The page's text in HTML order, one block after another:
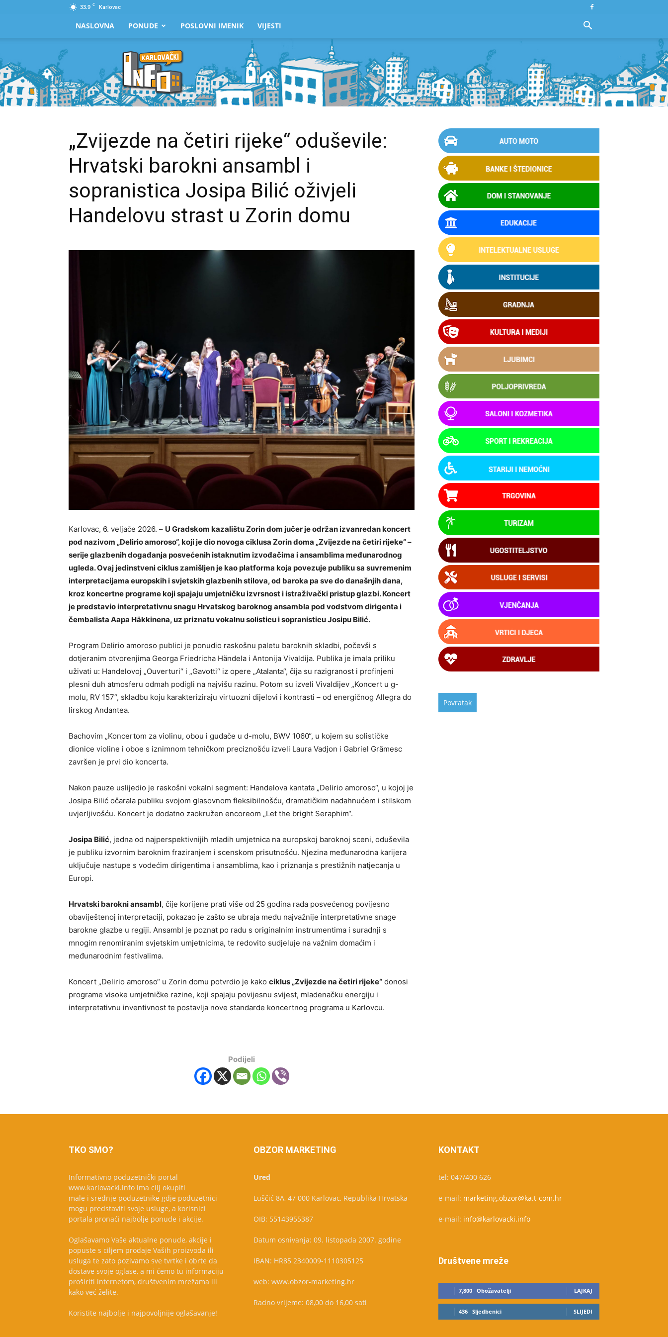
33.9 C Karlovac
NASLOVNA PONUDE POSLOVNI IMENIK VIJESTI
Karlovački
„Zvijezde na četiri rijeke“ oduševile:
Hrvatski barokni ansambl i
sopranistica Josipa Bilić oživjeli
Handelovu strast u Zorin domu
Karlovac, 6. veljače 2026. – U Gradskom kazalištu Zorin dom jučer je održan izvanredan koncert
pod nazivom „Delirio amoroso“, koji je dio novoga ciklusa Zorin doma „Zvijezde na četiri rijeke“ –
serije glazbenih događanja posvećenih istaknutim izvođačima i ansamblima međunarodnog
ugleda. Ovaj jedinstveni ciklus zamišljen je kao platforma koja povezuje publiku sa suvremenim
interpretacijama europskih i svjetskih glazbenih stilova, od baroka pa sve do današnjih dana,
kroz koncertne programe koji spajaju umjetničku izvrsnost i istraživački pristup glazbi. Koncert
je predstavio interpretativnu snagu Hrvatskog baroknog ansambla pod vodstvom dirigenta i
čembalista Aapa Häkkinena, uz priznatu vokalnu solisticu i sopranisticu Josipu Bilić.
Program Delirio amoroso publici je ponudio raskošnu paletu baroknih skladbi, počevši s
dotjeranim otvorenjima Georga Friedricha Händela i Antonija Vivaldija. Publika je imala priliku
uživati u: Handelovoj „Ouverturi“ i „Gavotti“ iz opere „Atalanta“, čija su razigranost i profinjeni
plesni duh atmosferu odmah podigli na najvišu razinu. Potom su izveli Vivaldijev „Koncert u g-
molu, RV 157“, skladbu koju karakteriziraju virtuozni dijelovi i kontrasti – od energičnog Allegra do
lirskog Andantea.
Bachovim „Koncertom za violinu, obou i gudače u d-molu, BWV 1060“, u kojem su solističke
dionice violine i oboe s iznimnom tehničkom preciznošću izveli Laura Vadjon i Gabriel Grămesc
završen je prvi dio koncerta.
Nakon pauze uslijedio je raskošni vokalni segment: Handelova kantata „Delirio amoroso“, u kojoj je
Josipa Bilić očarala publiku svojom glasovnom fleksibilnošću, dramatičkim nadahnućem i stilskom
uvjerljivošću. Koncert je dodatno zaokružen encoreom „Let the bright Seraphim“.
Josipa Bilić, jedna od najperspektivnijih mladih umjetnica na europskoj baroknoj sceni, oduševila
je publiku izvornim baroknim fraziranjem i scenskom prisutnošću. Njezina međunarodna karijera
uključuje nastupe s vodećim dirigentima i ansamblima, kao i priznanja s prestižnih natjecanja u
Europi.
Hrvatski barokni ansambl, čije korijene prati više od 25 godina rada posvećenog povijesno
obaviještenoj interpretaciji, pokazao je zašto se ubraja među najvažnije interpretativne snage
barokne glazbe u regiji. Ansambl je poznat po radu s originalnim instrumentima i suradnji s
mnogim renomiranim svjetskim umjetnicima, te redovito sudjeluje na važnim domaćim i
međunarodnim festivalima.
Koncert „Delirio amoroso“ u Zorin domu potvrdio je kako ciklus „Zvijezde na četiri rijeke“ donosi
programe visoke umjetničke razine, koji spajaju povijesnu svijest, mladenačku energiju i
interpretativnu inventivnost te postavlja nove standarde koncertnog programa u Karlovcu.
Podijeli
TKO SMO?
Informativno poduzetnički portal
www.karlovacki.info ima cilj okupiti
male i srednje poduzetnike gdje poduzetnici
mogu predstaviti svoje usluge, a korisnici
portala pronaći najbolje ponude i akcije.
Oglašavamo Vaše aktualne ponude, akcije i
popuste s ciljem prodaje Vaših proizvoda ili
usluga te zato pozivamo sve tvrtke i obrte da
dostave svoje oglase, a mi ćemo tu informaciju
proširiti internetom, društvenim mrežama ili
kako već želite.
Koristite najbolje i najpovoljnije oglašavanje!
OBZOR MARKETING
Ured
Luščić 8A, 47 000 Karlovac, Republika Hrvatska
OIB: 55143955387
Datum osnivanja: 09. listopada 2007. godine
IBAN: HR85 2340009-1110305125
web: www.obzor-marketing.hr
Radno vrijeme: 08,00 do 16,00 sati
KONTAKT
tel: 047/400 626
e-mail: marketing.obzor@ka.t-com.hr
e-mail: info@karlovacki.info
Društvene mreže
7,800 Obožavatelji LAJKAJ
436 Sljedbenici SLIJEDI